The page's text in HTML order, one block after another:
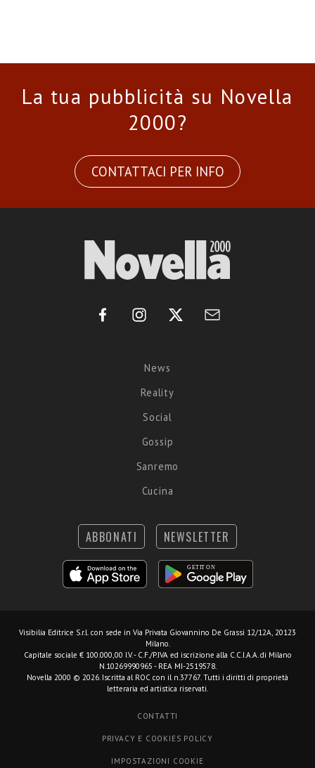
La tua pubblicità su Novella
2000?
CONTATTACI PER INFO
News
Reality
Social
Gossip
Sanremo
Cucina
ABBONATI NEWSLETTER
Visibilia Editrice S.r.l. con sede in Via Privata Giovannino De Grassi 12/12A, 20123
Milano.
Capitale sociale € 100.000,00 I.V. - C.F./P.IVA ed iscrizione alla C.C.I.A.A. di Milano
N.10269990965 - REA MI-2519578.
Novella 2000 © 2026. Iscritta al ROC con il n.37767. Tutti i diritti di proprietà
letteraria ed artistica riservati.
CONTATTI
PRIVACY E COOKIES POLICY
IMPOSTAZIONI COOKIE